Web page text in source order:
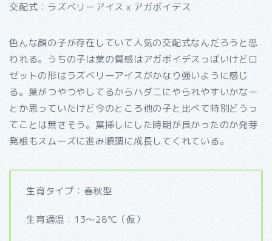
交配式：ラズベリーアイスｘアガボイデス
色んな顔の子が存在していて人気の交配式なんだろうと思
われる。うちの子は葉の質感はアガボイデスっぽいけどロ
ゼットの形はラズベリーアイスがかなり強いように感じ
る。葉がつやつやしてるからハダニにやられやすいかなー
とか思っていたけど今のところ他の子と比べて特別どうっ
てことは無さそう。葉挿しにした時期が良かったのか発芽
発根もスムーズに進み順調に成長してくれている。
生育タイプ：春秋型
生育適温：13～28℃（仮）